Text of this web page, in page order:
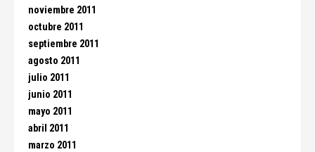
noviembre 2011
octubre 2011
septiembre 2011
agosto 2011
julio 2011
junio 2011
mayo 2011
abril 2011
marzo 2011